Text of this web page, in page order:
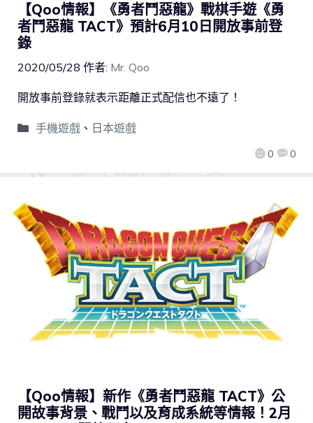
【Qoo情報】《勇者鬥惡龍》戰棋手遊《勇
者鬥惡龍 TACT》預計6月10日開放事前登
錄
2020/05/28 作者: Mr. Qoo
0 0
開放事前登錄就表示距離正式配信也不遠了！
手機遊戲、 日本遊戲
【Qoo情報】新作《勇者鬥惡龍 TACT》公
開故事背景、戰鬥以及育成系統等情報！2月